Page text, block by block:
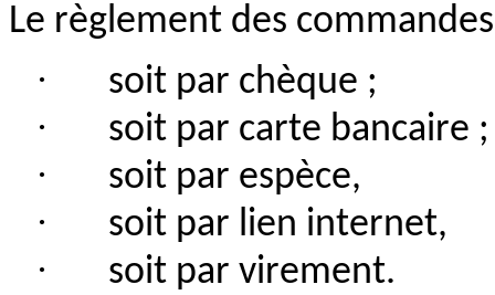
Le règlement des
· soit par chèque ;
· soit par carte bancaire ;
· soit par espèce,
· soit par lien internet,
·
soit par virement.